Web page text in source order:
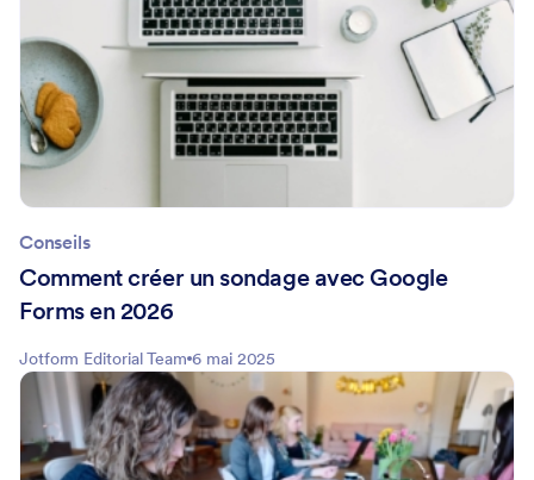
Conseils
Comment créer un sondage avec Google
Forms en 2026
Jotform Editorial Team 6 mai 2025